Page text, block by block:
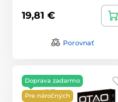
19,81 €
Porovnať
Doprava zadarmo
Pre náročných